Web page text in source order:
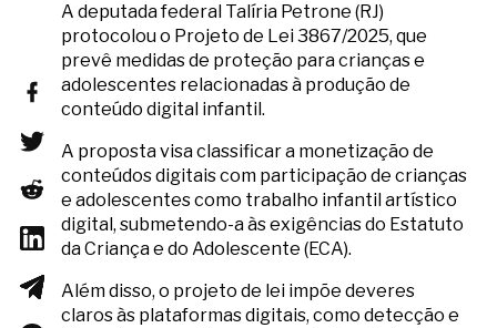
A deputada federal Talíria Petrone (RJ)
protocolou o Projeto de Lei 3867/2025, que
prevê medidas de proteção para crianças e
adolescentes relacionadas à produção de
conteúdo digital infantil.
A proposta visa classificar a monetização de
conteúdos digitais com participação de crianças
e adolescentes como trabalho infantil artístico
digital, submetendo-a às exigências do Estatuto
da Criança e do Adolescente (ECA).
Além disso, o projeto de lei impõe deveres
claros às plataformas digitais, como detecção e